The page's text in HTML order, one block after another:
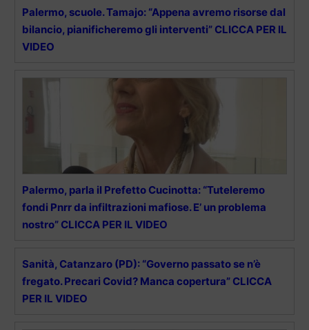
Palermo, scuole. Tamajo: “Appena avremo risorse dal
bilancio, pianificheremo gli interventi” CLICCA PER IL
VIDEO
Palermo, parla il Prefetto Cucinotta: “Tuteleremo
fondi Pnrr da infiltrazioni mafiose. E’ un problema
nostro” CLICCA PER IL VIDEO
Sanità, Catanzaro (PD): “Governo passato se n’è
fregato. Precari Covid? Manca copertura” CLICCA
PER IL VIDEO